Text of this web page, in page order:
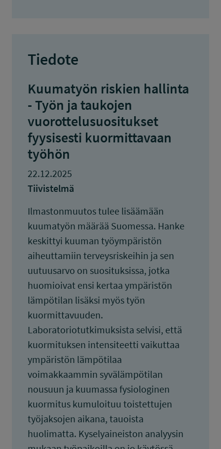
Tiedote
Kuumatyön riskien hallinta
- Työn ja taukojen
vuorottelusuositukset
fyysisesti kuormittavaan
työhön
22.12.2025
Tiivistelmä
Ilmastonmuutos tulee lisäämään
kuumatyön määrää Suomessa. Hanke
keskittyi kuuman työympäristön
aiheuttamiin terveysriskeihin ja sen
uutuusarvo on suosituksissa, jotka
huomioivat ensi kertaa ympäristön
lämpötilan lisäksi myös työn
kuormittavuuden.
Laboratoriotutkimuksista selvisi, että
kuormituksen intensiteetti vaikuttaa
ympäristön lämpötilaa
voimakkaammin syvälämpötilan
nousuun ja kuumassa fysiologinen
kuormitus kumuloituu toistettujen
työjaksojen aikana, tauoista
huolimatta. Kyselyaineiston analyysin